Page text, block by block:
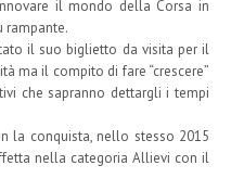
il mondo della Corsa in
rampante.
il suo biglietto da visita per il
ma il compito di fare “crescere”
che sapranno dettargli i tempi
la conquista, nello stesso 2015
nella categoria Allievi con il